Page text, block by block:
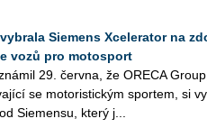
Siemens Xcelerator na
vozů pro motosport
29. červ­na, že ORE­CA
se mo­to­ris­tic­kým spor­tem, si
Sie­men­su, který j...